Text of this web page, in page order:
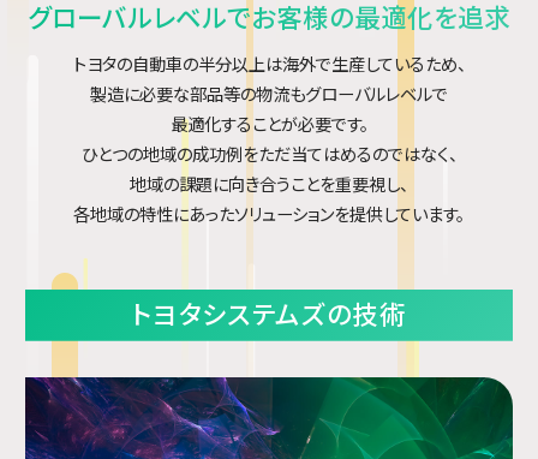
グローバルレベルでお客様の最適化を追求
トヨタの自動車の半分以上は海外で生産しているため、
製造に必要な部品等の物流もグローバルレベルで
最適化することが必要です。
ひとつの地域の成功例をただ当てはめるのではなく、
地域の課題に向き合うことを重要視し、
各地域の特性にあったソリューションを提供しています。
トヨタシステムズの技術